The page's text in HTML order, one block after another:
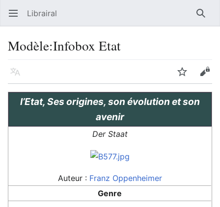
Ouvrir le menu principal Librairal
Modèle:Infobox Etat
Langue Suivre
l’Etat, Ses origines, son évolution et son
avenir
Der Staat
Auteur : Franz Oppenheimer
Genre